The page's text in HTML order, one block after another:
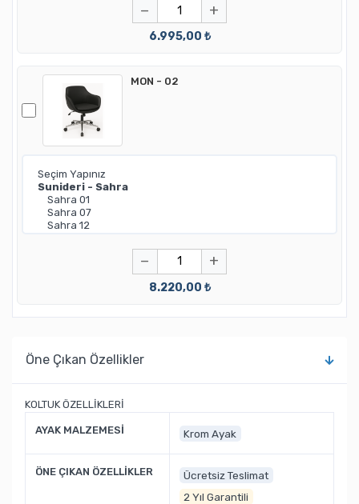
− +
6.995,00 ₺
MON - 02
− +
8.220,00 ₺
Öne Çıkan Özellikler
KOLTUK ÖZELLİKLERİ
AYAK MALZEMESİ Krom Ayak
ÖNE ÇIKAN ÖZELLİKLER
Ücretsiz Teslimat
2 Yıl Garantili